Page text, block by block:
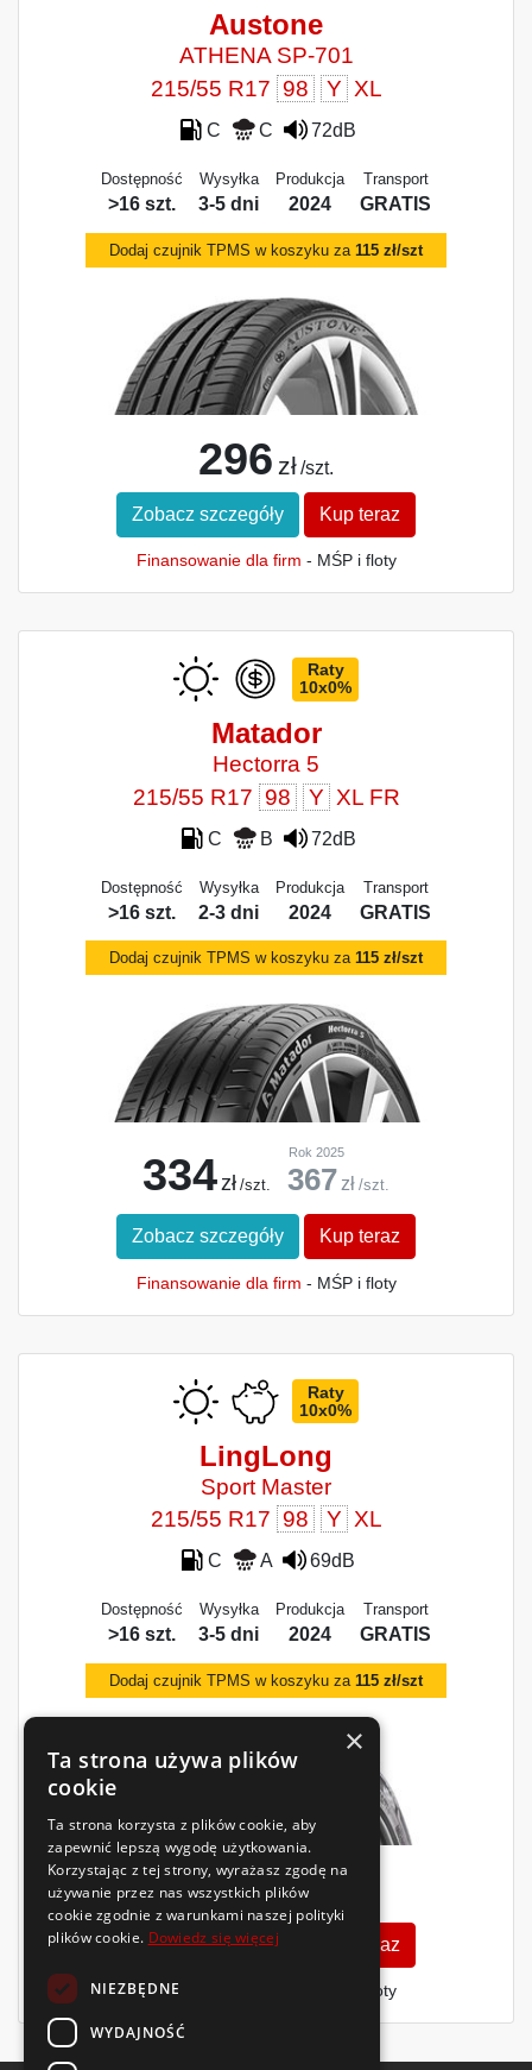
Austone
ATHENA SP-701
215/55 R17 98 Y XL
C C 72dB
Dostępność
>16 szt.
Wysyłka
3-5 dni
Produkcja
2024
Transport
GRATIS
Dodaj czujnik TPMS w koszyku za 115 zł/szt
296 zł /szt.
Zobacz szczegóły Kup teraz
Finansowanie dla firm - MŚP i floty
Raty
10x0%
Matador
Hectorra 5
215/55 R17 98 Y XL FR
C B 72dB
Dostępność
>16 szt.
Wysyłka
2-3 dni
Produkcja
2024
Transport
GRATIS
Dodaj czujnik TPMS w koszyku za 115 zł/szt
334zł /szt.
Rok 2025
367 zł /szt.
Zobacz szczegóły Kup teraz
Finansowanie dla firm - MŚP i floty
Raty
10x0%
LingLong
Sport Master
215/55 R17 98 Y XL
C A 69dB
Dostępność
>16 szt.
Wysyłka
3-5 dni
Produkcja
2024
Transport
GRATIS
Dodaj czujnik TPMS w koszyku za 115 zł/szt
357 zł/szt.
Zobacz szczegóły Kup teraz
Finansowanie dla firm - MŚP i floty
×
Ta strona używa plików
cookie
Ta strona korzysta z plików cookie, aby
zapewnić lepszą wygodę użytkowania.
Korzystając z tej strony, wyrażasz zgodę na
używanie przez nas wszystkich plików
cookie zgodnie z warunkami naszej polityki
plików cookie. Dowiedz się więcej
NIEZBĘDNE
WYDAJNOŚĆ